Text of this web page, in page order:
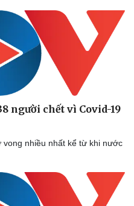
người chết vì Covid-19
vong nhiều nhất kể từ khi nước